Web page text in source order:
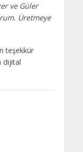
ve Güler
Üretmeye
teşekkür
dijital